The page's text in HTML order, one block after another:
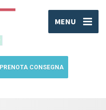
MENU
PRENOTA CONSEGNA